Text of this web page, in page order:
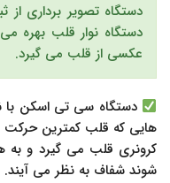
دستگاه تصویر برداری
دستگاه نوار قلب بهره
عکسی از قلب می گیرد.
دستگاه سی تی اسکن با
هایی که قلب کمترین حرکت
کرونری قلب می گیرد و به
شوند شفاف به نظر می آیند.